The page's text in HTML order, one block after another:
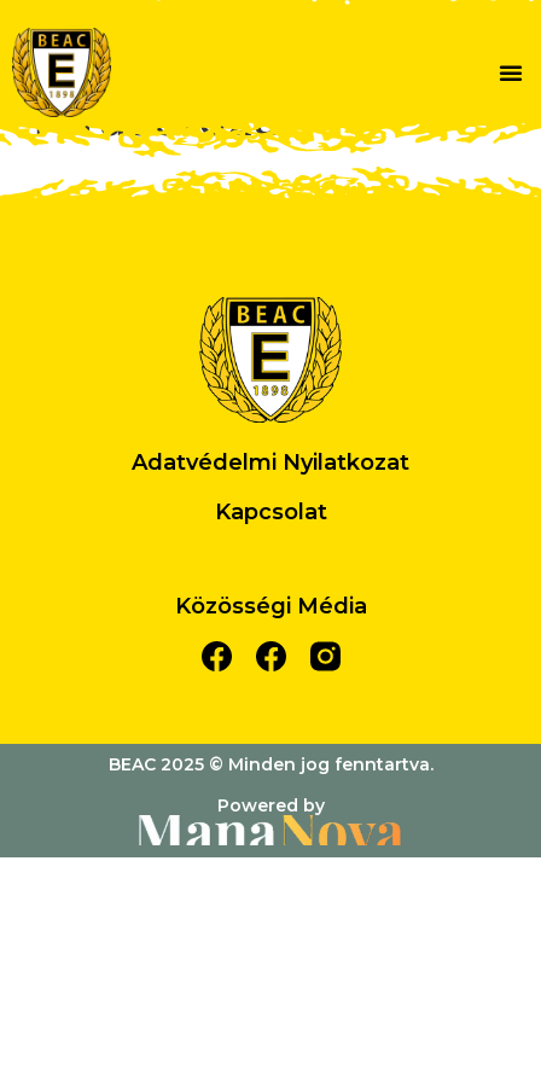
Egyetemi
Túrasorozat
Adatvédelmi Nyilatkozat
Kapcsolat
Közösségi Média
BEAC 2025 © Minden jog fenntartva.
Powered by